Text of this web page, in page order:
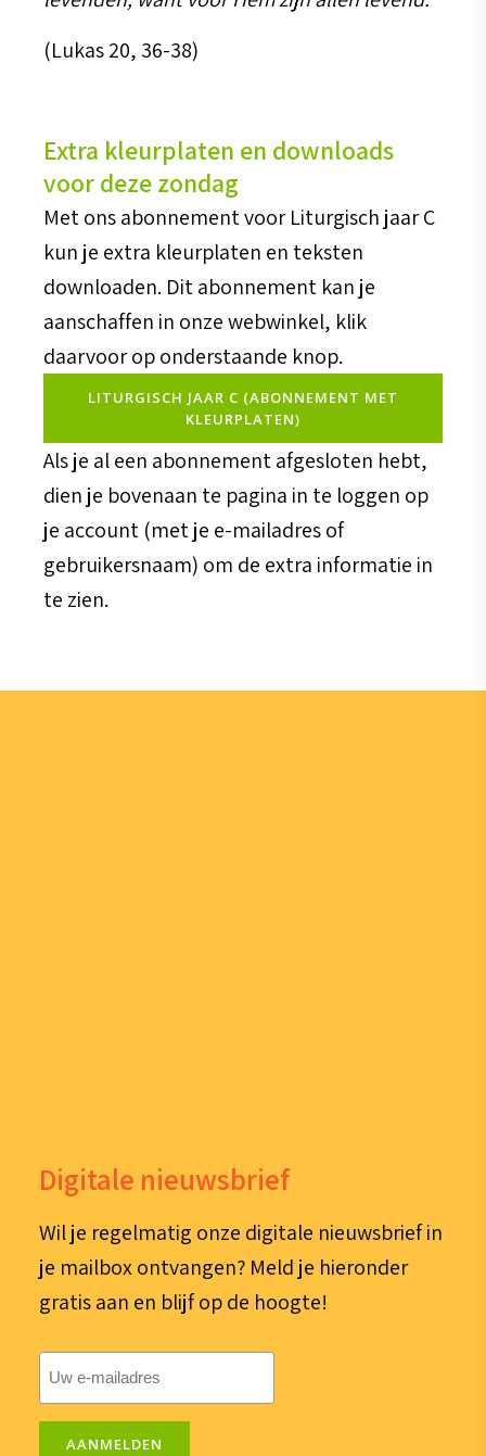
(Lukas 20, 36-38)
Extra kleurplaten en downloads
voor deze zondag
Met ons abonnement voor Liturgisch jaar C
kun je extra kleurplaten en teksten
downloaden. Dit abonnement kan je
aanschaffen in onze webwinkel, klik
daarvoor op onderstaande knop.
LITURGISCH JAAR C (ABONNEMENT MET
KLEURPLATEN)
Als je al een abonnement afgesloten hebt,
dien je bovenaan te pagina in te loggen op
je account (met je e-mailadres of
gebruikersnaam) om de extra informatie in
te zien.
Digitale nieuwsbrief
Wil je regelmatig onze digitale nieuwsbrief in
je mailbox ontvangen? Meld je hieronder
gratis aan en blijf op de hoogte!
mailadres
AANMELDEN